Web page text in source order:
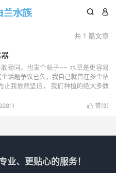
 
共 1 篇文章
苟同。也发个帖子~~ 水草是更容易
话题争议已久，我自己就曾在多个帖
止我依然坚信， 我们种植的绝大多数
 赞(3)
)
业、更贴心的服务！